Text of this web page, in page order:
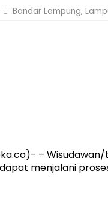
Bandar Lampung,
–
menjalani